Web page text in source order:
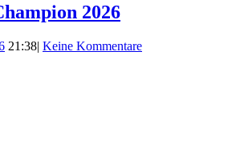
2026
21:38| Keine Kommentare